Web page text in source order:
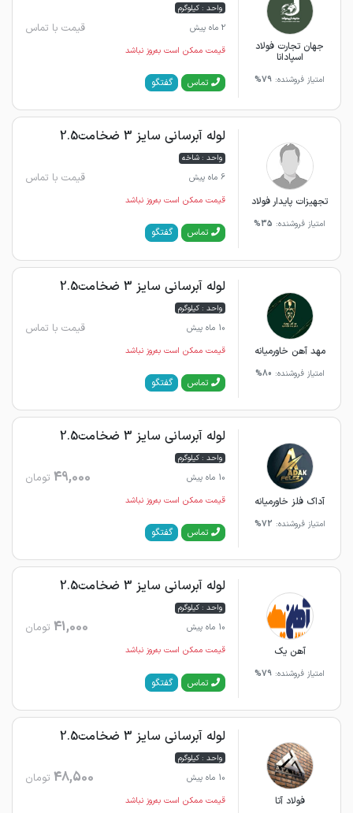
جهان تجارت فولاد
اسپادانا
امتیاز فروشنده: 79%
واحد : کیلوگرم
2 ماه پیش
قیمت با تماس
قیمت ممکن است به‌روز نباشد
تماس گفتگو
تجهیزات پایدار فولاد
امتیاز فروشنده: 35%
لوله آبرسانی سایز 3 ضخامت2.5
واحد : شاخه
6 ماه پیش
قیمت با تماس
قیمت ممکن است به‌روز نباشد
تماس گفتگو
مهد آهن خاورمیانه
امتیاز فروشنده: 80%
لوله آبرسانی سایز 3 ضخامت2.5
واحد : کیلوگرم
10 ماه پیش
قیمت با تماس
قیمت ممکن است به‌روز نباشد
تماس گفتگو
آداک فلز خاورمیانه
امتیاز فروشنده: 72%
لوله آبرسانی سایز 3 ضخامت2.5
واحد : کیلوگرم
10 ماه پیش
49,000 تومان
قیمت ممکن است به‌روز نباشد
تماس گفتگو
آهن یک
امتیاز فروشنده: 79%
لوله آبرسانی سایز 3 ضخامت2.5
واحد : کیلوگرم
10 ماه پیش
41,000 تومان
قیمت ممکن است به‌روز نباشد
تماس گفتگو
فولاد آتا
لوله آبرسانی سایز 3 ضخامت2.5
واحد : کیلوگرم
10 ماه پیش
48,500 تومان
قیمت ممکن است به‌روز نباشد